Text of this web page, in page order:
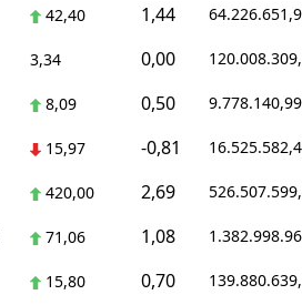
Samsun
Siirt
Sinop
Sivas
Tokat
Trabzon
42,40 1,44
3,34 0,00
8,09 0,50 9.778.140,99
15,97 -0,81
420,00 2,69
71,06 1,08
15,80 0,70